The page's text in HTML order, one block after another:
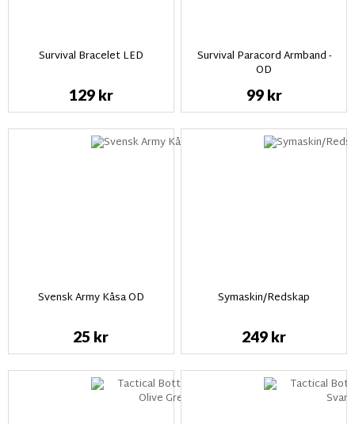
Survival Bracelet LED
129 kr
Survival Paracord Armband -
OD
99 kr
Svensk Army Kåsa OD
25 kr
Symaskin/Redskap
249 kr